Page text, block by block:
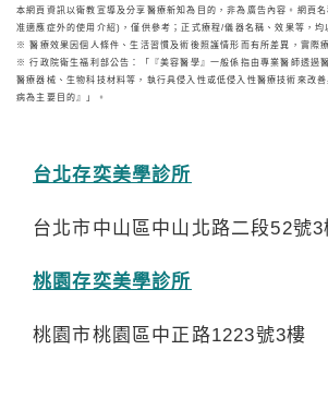
本網頁資訊以衛教宣導及分享醫療新知為目的，非為廣告內容。網頁
准適應症外的使用介紹)，僅供參考；正式療程/儀器名稱、效果等，均
※ 醫療效果因個人條件、生活習慣及術後照護情形而有所差異，實際
※ 行政院衛生福利部公告：「『美容醫學』一般係指由專業醫師透過
醫療器械、生物科技材料等，執行具侵入性或低侵入性醫療技術來改
病為主要目的』」。
台北存奕美學診所
台北市中山區中山北路二段52號3
桃園存奕美學診所
桃園市桃園區中正路1223號3樓